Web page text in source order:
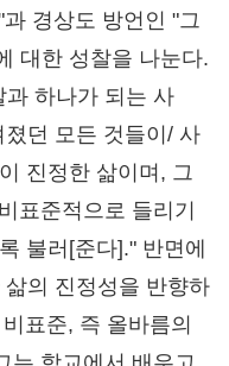
경상도 방언인 "그
대한 성찰을 나눈다.
과 하나가 되는 사
던 모든 것들이/ 사
진정한 삶이며, 그
표준적으로 들리기
불러[준다]." 반면에
의 진정성을 반향하
표준, 즉 올바름의